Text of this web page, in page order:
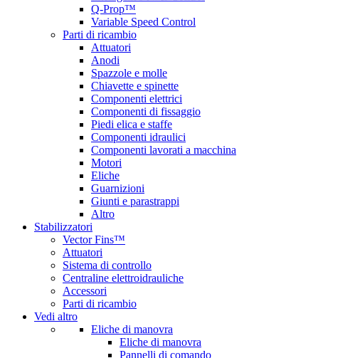
Q-Prop™
Variable Speed Control
Parti di ricambio
Attuatori
Anodi
Spazzole e molle
Chiavette e spinette
Componenti elettrici
Componenti di fissaggio
Piedi elica e staffe
Componenti idraulici
Componenti lavorati a macchina
Motori
Eliche
Guarnizioni
Giunti e parastrappi
Altro
Stabilizzatori
Vector Fins™
Attuatori
Sistema di controllo
Centraline elettroidrauliche
Accessori
Parti di ricambio
Vedi altro
Eliche di manovra
Eliche di manovra
Pannelli di comando